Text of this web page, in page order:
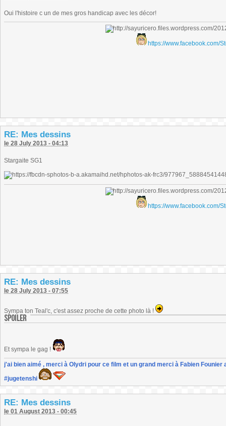
Oui l'histoire c un de mes gros handicap avec les décor!
https://www.facebook.com/
RE: Mes dessins
le 28 July 2013 - 04:13
Stargaite SG1
https://www.facebook.com/
RE: Mes dessins
le 28 July 2013 - 07:55
Sympa ton Teal'c, c'est assez proche de cette photo là !
Et sympa le gag !
j'ai bien aimé , merci à Olydri pour ce film et un grand merci à Fabien
#jugetenshi
RE: Mes dessins
le 01 August 2013 - 00:45